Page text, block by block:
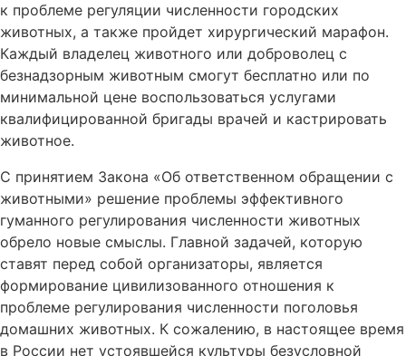
к проблеме регуляции численности городских
животных, а также пройдет хирургический марафон.
Каждый владелец животного или доброволец с
безнадзорным животным смогут бесплатно или по
минимальной цене воспользоваться услугами
квалифицированной бригады врачей и кастрировать
животное.
С принятием Закона «Об ответственном обращении с
животными» решение проблемы эффективного
гуманного регулирования численности животных
обрело новые смыслы. Главной задачей, которую
ставят перед собой организаторы, является
формирование цивилизованного отношения к
проблеме регулирования численности поголовья
домашних животных. К сожалению, в настоящее время
в России нет устоявшейся культуры безусловной